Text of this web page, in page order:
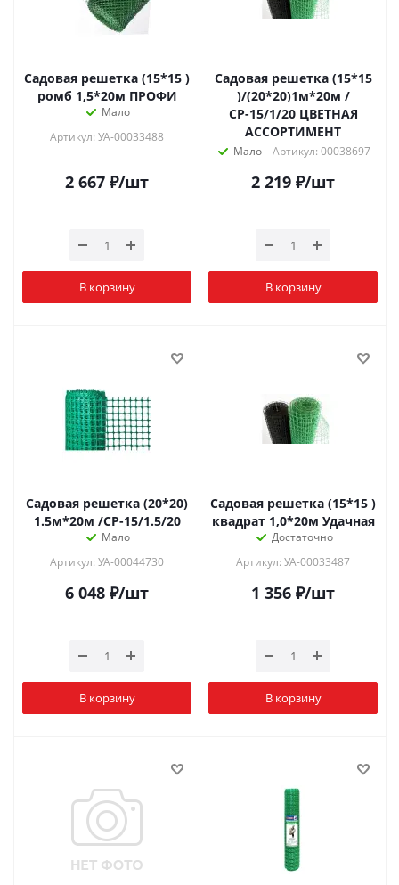
Садовая решетка (15*15 )
ромб 1,5*20м ПРОФИ
Мало
Артикул: УА-00033488
2 667 ₽/шт
В корзину
Садовая решетка (15*15
)/(20*20)1м*20м /
СР-15/1/20 ЦВЕТНАЯ
АССОРТИМЕНТ
Мало Артикул: 00038697
2 219 ₽/шт
В корзину
Садовая решетка (20*20)
1.5м*20м /СР-15/1.5/20
Мало
Артикул: УА-00044730
6 048 ₽/шт
В корзину
Садовая решетка (15*15 )
квадрат 1,0*20м Удачная
Достаточно
Артикул: УА-00033487
1 356 ₽/шт
В корзину